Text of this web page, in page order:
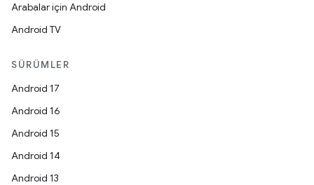
Arabalar için Android
Android TV
SÜRÜMLER
Android 17
Android 16
Android 15
Android 14
Android 13